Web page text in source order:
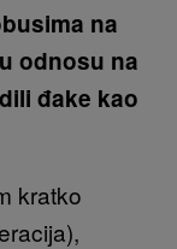
na
odnosu na
đake kao
kratko